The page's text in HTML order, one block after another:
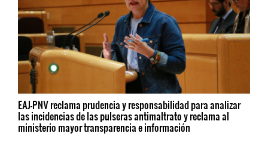
EAJ-PNV reclama prudencia y responsabilidad para analizar
las incidencias de las pulseras antimaltrato y reclama al
ministerio mayor transparencia e información